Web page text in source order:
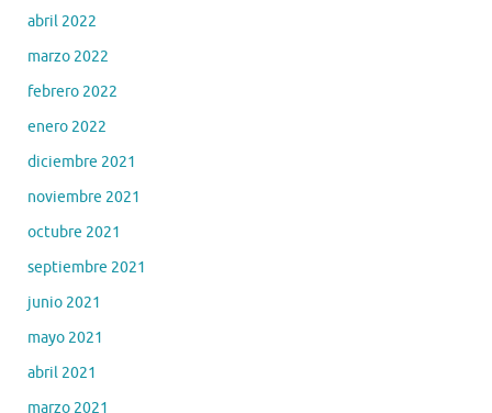
abril 2022
marzo 2022
febrero 2022
enero 2022
diciembre 2021
noviembre 2021
octubre 2021
septiembre 2021
junio 2021
mayo 2021
abril 2021
marzo 2021